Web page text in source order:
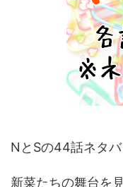
NとSの44話ネタバ
新菜たちの舞台を